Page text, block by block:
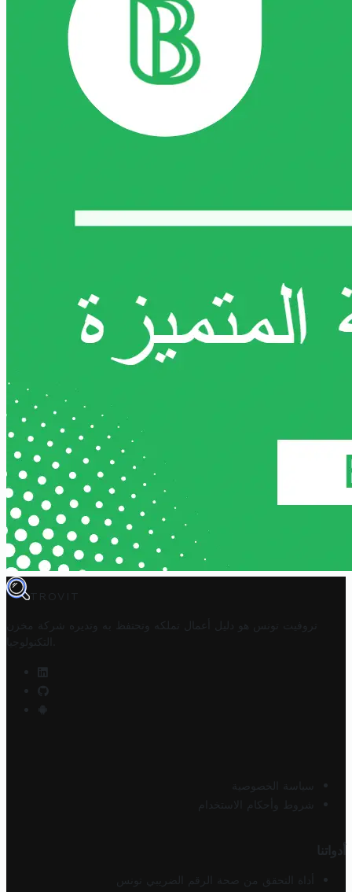
TROVIT
تروفيت تونس هو دليل أعمال تملكه وتحتفظ به وتديره
شركة مخزن
التكنولوجيا
سياسة الخصوصية
شروط وأحكام الاستخدام
أدواتنا
أداة التحقق من صحة الرقم الضريبي تونس